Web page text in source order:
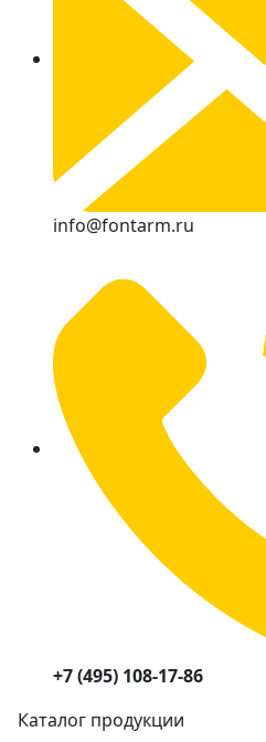
info@fontarm.ru
+7 (495) 108-17-86
Каталог продукции